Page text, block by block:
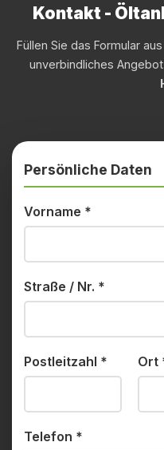
Kontakt -
Füllen Sie das Formular
unverbindliches
Persönliche Daten
Vorname *
Straße / Nr. *
Postleitzahl * Ort
Telefon *